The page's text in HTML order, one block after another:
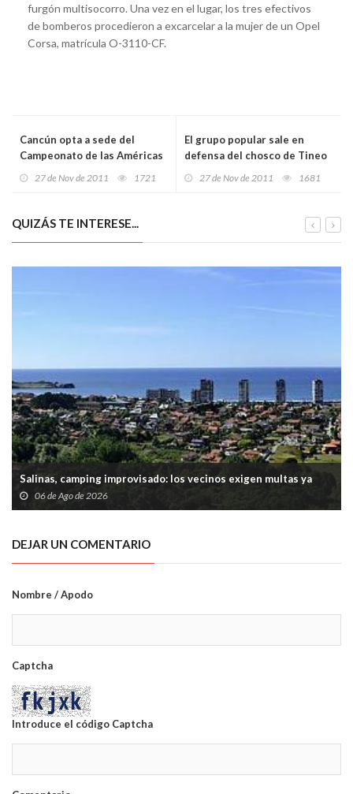
furgón multisocorro. Una vez en el lugar, los tres efectivos
de bomberos procedieron a excarcelar a la mujer de un Opel
Corsa, matrícula O-3110-CF.
Cancún opta a sede del
Campeonato de las Américas
27 de Nov de 2011 1721
El grupo popular sale en
defensa del chosco de Tineo
27 de Nov de 2011 1681
QUIZÁS TE INTERESE...
Salinas, camping improvisado: los vecinos exigen multas ya
06 de Ago de 2026
DEJAR UN COMENTARIO
Nombre / Apodo
Captcha
Introduce el código Captcha